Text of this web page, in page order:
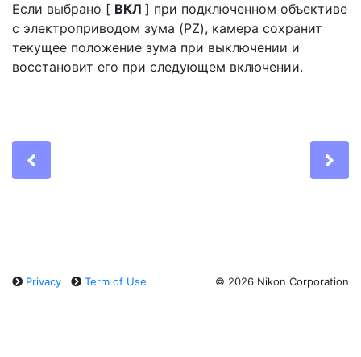
Если выбрано [ ВКЛ ] при подключенном объективе
с электроприводом зума (PZ), камера сохранит
текущее положение зума при выключении и
восстановит его при следующем включении.
Privacy Term of Use © 2026 Nikon Corporation